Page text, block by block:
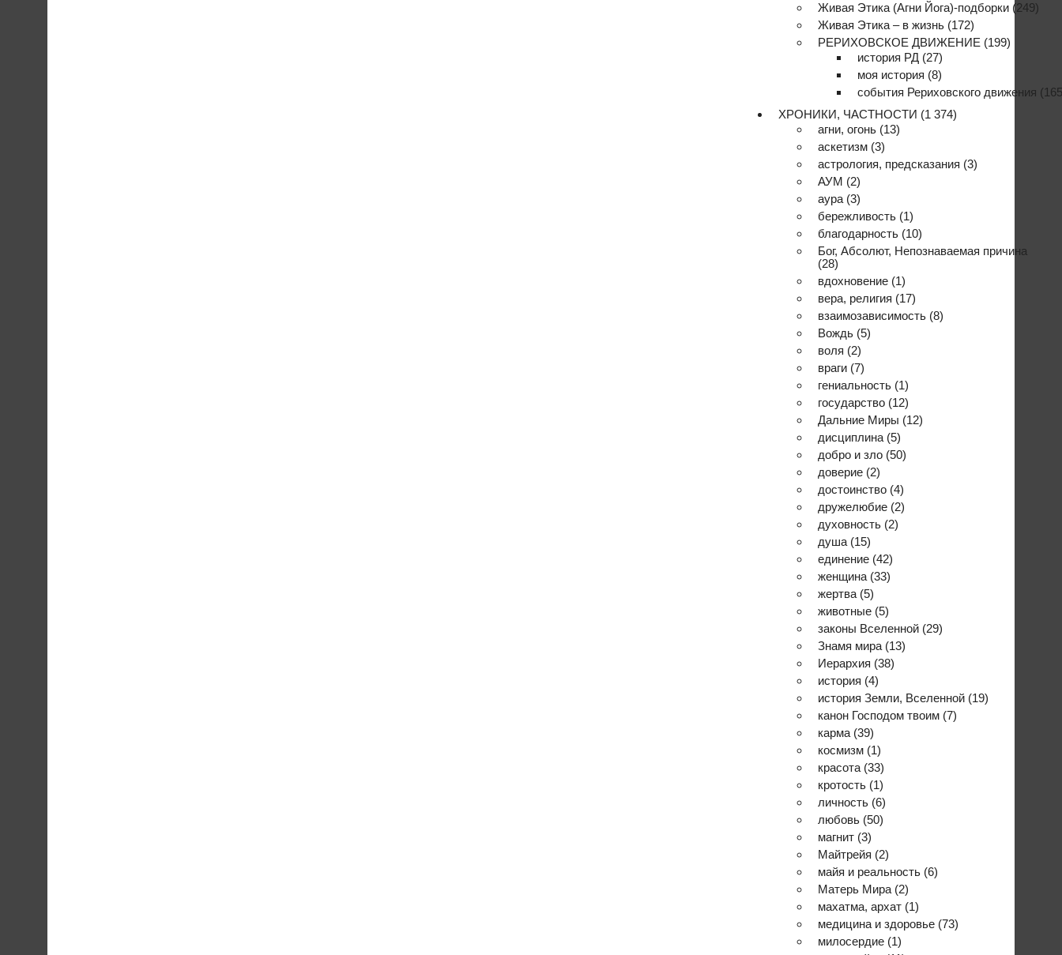
Живая Этика (Агни Йога)-подборки (249)
Живая Этика – в жизнь (172)
РЕРИХОВСКОЕ ДВИЖЕНИЕ (199)
история РД (27)
моя история (8)
события Рериховского движения
ХРОНИКИ, ЧАСТНОСТИ (1 374)
агни, огонь (13)
аскетизм (3)
астрология, предсказания (3)
АУМ (2)
аура (3)
бережливость (1)
благодарность (10)
Бог, Абсолют, Непознаваемая причина
(28)
вдохновение (1)
вера, религия (17)
взаимозависимость (8)
Вождь (5)
воля (2)
враги (7)
гениальность (1)
государство (12)
Дальние Миры (12)
дисциплина (5)
добро и зло (50)
доверие (2)
достоинство (4)
дружелюбие (2)
духовность (2)
душа (15)
единение (42)
женщина (33)
жертва (5)
животные (5)
законы Вселенной (29)
Знамя мира (13)
Иерархия (38)
история (4)
история Земли, Вселенной (19)
канон Господом твоим (7)
карма (39)
космизм (1)
красота (33)
кротость (1)
личность (6)
любовь (50)
магнит (3)
Майтрейя (2)
майя и реальность (6)
Матерь Мира (2)
махатма, архат (1)
медицина и здоровье (73)
милосердие (1)